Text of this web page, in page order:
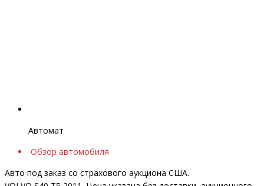
Автомат
Обзор автомобиля
Авто под заказ со страхового аукциона США.